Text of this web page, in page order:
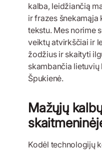
kalba, leidžiančią
ir frazes šnekamąja
tekstu. Mes norime
veiktų atvirkščiai ir
žodžius ir skaityti
skambančia lietuvių
Špukienė.
Mažųjų
Kodėl technologijų